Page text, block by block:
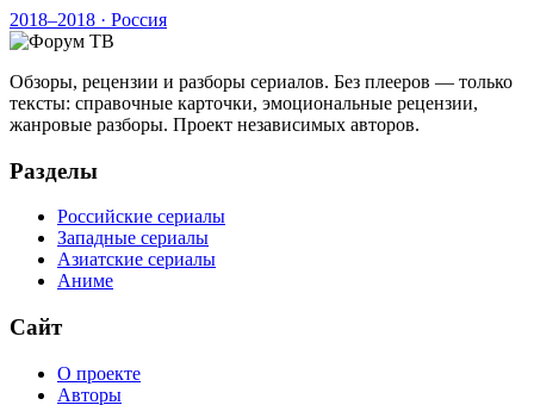
2018–2018 · Россия
Обзоры, рецензии и разборы сериалов. Без плееров — только
тексты: справочные карточки, эмоциональные рецензии,
жанровые разборы. Проект независимых авторов.
Разделы
Российские сериалы
Западные сериалы
Азиатские сериалы
Аниме
Сайт
О проекте
Авторы